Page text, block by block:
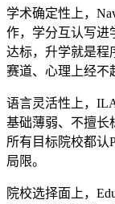
学术确定性上，
作，学分互认写进
达标，升学就是程
赛道、心理上经不
语言灵活性上，
基础薄弱、不擅长
所有目标院校都认
局限。
院校选择面上，